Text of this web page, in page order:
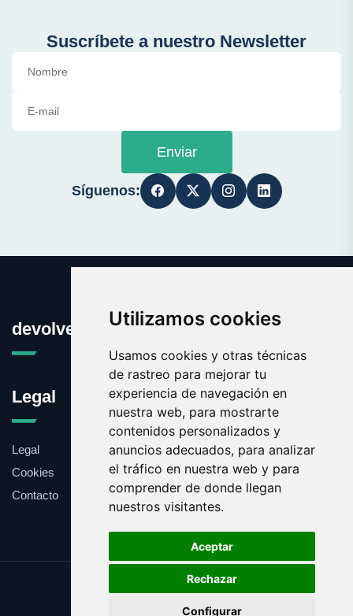
Utilizamos cookies
Usamos cookies y otras técnicas
de rastreo para mejorar tu
experiencia de navegación en
nuestra web, para mostrarte
contenidos personalizados y
anuncios adecuados, para analizar
el tráfico en nuestra web y para
comprender de donde llegan
nuestros visitantes.
Aceptar
Rechazar
Configurar
Suscríbete a nuestro Newsletter
Enviar
Síguenos:
devolver.es
Legal
Legal
Cookies
Contacto
Update cookies preferences